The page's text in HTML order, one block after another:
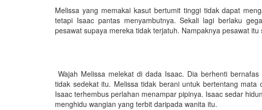
Melissa yang memakai kasut bertumit tinggi tidak dapat
tetapi Isaac pantas menyambutnya. Sekali lagi berlaku
pesawat supaya mereka tidak terjatuh. Nampaknya pesawat
Wajah Melissa melekat di dada Isaac. Dia berhenti
tidak sedekat itu. Melissa tidak berani untuk bertentang
Isaac terhembus perlahan menampar pipinya. Isaac sedar
menghidu wangian yang terbit daripada wanita itu.